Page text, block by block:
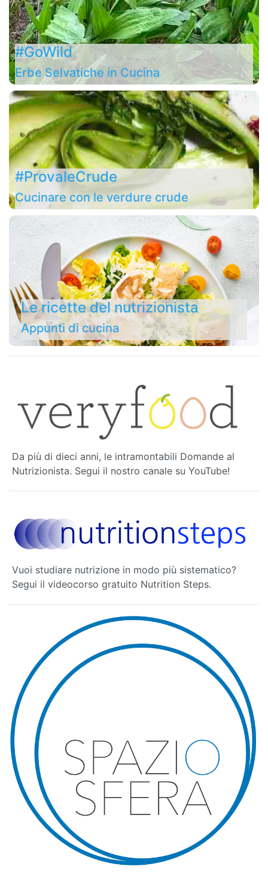
#GoWild
Erbe Selvatiche in Cucina
#ProvaleCrude
Cucinare con le verdure crude
Le ricette del nutrizionista
Appunti di cucina
Da più di dieci anni, le intramontabili Domande al
Nutrizionista. Segui il nostro canale su YouTube!
Vuoi studiare nutrizione in modo più sistematico?
Segui il videocorso gratuito Nutrition Steps.